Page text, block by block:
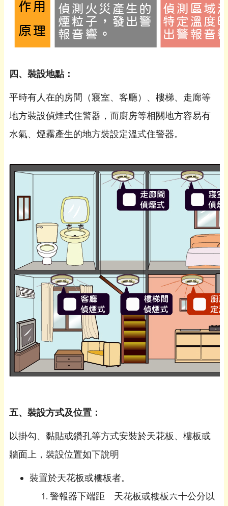
四、裝設地點：
平時有人在的房間（寢室、客廳）、樓梯、走廊等
地方裝設偵煙式住警器，而廚房等相關地方容易有
水氣、煙霧產生的地方裝設定溫式住警器。
五、裝設方式及位置：
以掛勾、黏貼或鑽孔等方式安裝於天花板、樓板或
牆面上，裝設位置如下說明
裝置於天花板或樓板者。
警報器下端距離天花板或樓板六十公分以